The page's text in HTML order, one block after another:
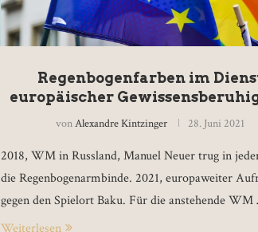
Regenbogenfarben im
europäischer
vonAlexandre Kintzinger 28. Juni 2021
2018, WM in Russland, Manuel Neuer trug in
die Regenbogenarmbinde. 2021, europaweiter
gegen den Spielort Baku. Für die anstehende
Weiterlesen